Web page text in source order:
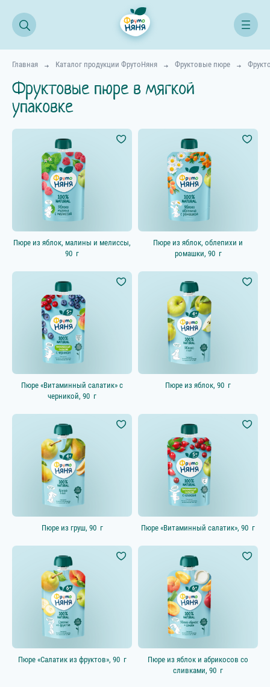
Главная Каталог продукции ФрутоНяня Фруктовые пюре
Фруктовые пюре в мягкой
упаковке
Все продукты
Возраст ребёнка
4–5 мес.
6–8 мес.
12+ мес.
Категории
Овощные пюре
Выбрать всё
Фруктовые пюре Выбрать всё
Соки и напитки Выбрать всё
Мясные и мясорастительные
пюре
Каши Выбрать всё
Молочные десерты и пудинги Выбрать всё
Начинаем прикорм
Смузи
Супы
Молочные продукты
Выбрать всё
Кисломолочные продукты
Полезный перекус Выбрать всё
Вода
Особенность продукта
Новинка
Новинка ФрутоКидс
Пюре из яблок, малины и мелиссы,
90 г
Пюре из яблок, облепихи и
ромашки, 90 г
Пюре «Витаминный салатик» с
черникой, 90 г
Пюре из яблок, 90 г
Пюре из груш, 90 г Пюре «Витаминный салатик», 90 г
Пюре «Салатик из фруктов», 90 г
Пюре из яблок и абрикосов со
сливками, 90 г